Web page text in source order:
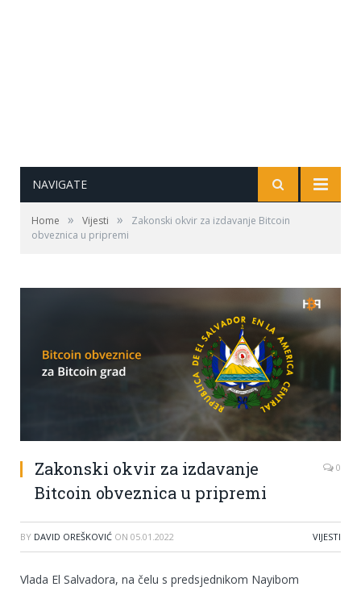
NAVIGATE
Home » Vijesti »
Zakonski okvir za izdavanje Bitcoin
obveznica u pripremi
Zakonski okvir za izdavanje
Bitcoin obveznica u pripremi
0
BY DAVID OREŠKOVIĆ ON 05.01.2022 VIJESTI
Vlada El Salvadora, na čelu s predsjednikom Nayibom